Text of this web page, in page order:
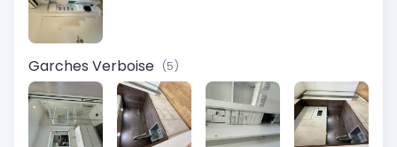
Garches Verboise (5)